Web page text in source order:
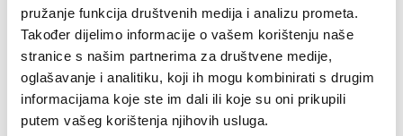
pružanje funkcija društvenih medija i analizu prometa.
Također dijelimo informacije o vašem korištenju naše
stranice s našim partnerima za društvene medije,
oglašavanje i analitiku, koji ih mogu kombinirati s drugim
informacijama koje ste im dali ili koje su oni prikupili
putem vašeg korištenja njihovih usluga.